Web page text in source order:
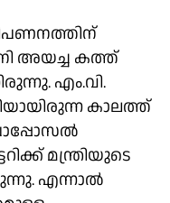
അയച്ച കത്ത്
എം.വി.
കാലത്ത്
മന്ത്രിയുടെ
എന്നാൽ